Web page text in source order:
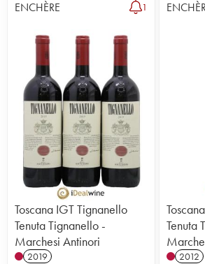
ENCHÈRE 1
Toscana IGT Tignanello
Tenuta Tignanello -
Marchesi Antinori
2019
Tenuta
2012